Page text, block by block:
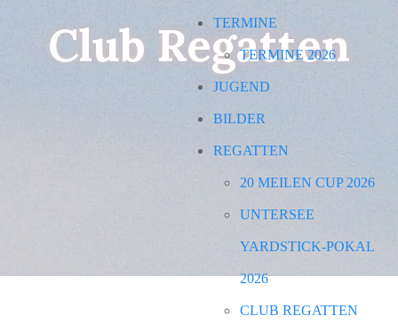
TERMINE
TERMINE 2026
JUGEND
BILDER
REGATTEN
20 MEILEN CUP 2026
UNTERSEE
YARDSTICK-POKAL
2026
CLUB REGATTEN
Club Regatten